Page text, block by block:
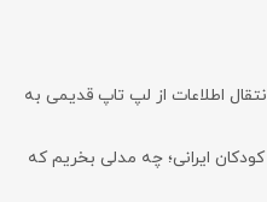
اطلاعات از لپ تاپ قدیمی به
ایرانی؛ چه مدلی بخریم که